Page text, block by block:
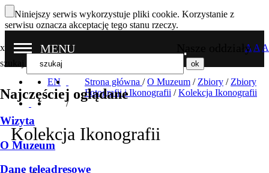
Niniejszy serwis wykorzystuje pliki cookie. Korzystanie z
serwisu oznacza akceptację tego stanu rzeczy.
Nasze oddziały
MENU
x
szukaj
Najczęściej oglądane
Wizyta
O Muzeum
Dane teleadresowe
A A A
EN Strona główna / O Muzeum / Zbiory / Zbiory
Fotografii i Ikonografii /Kolekcja Ikonografii
/
Kolekcja Ikonografii